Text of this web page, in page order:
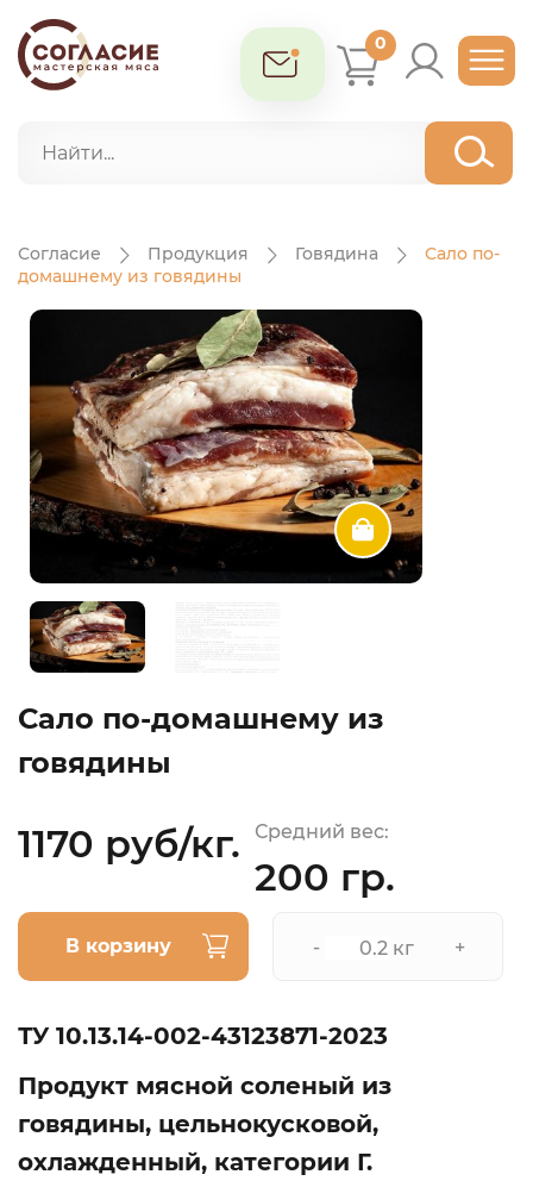
0
Согласие Продукция Говядина
Сало по-
домашнему из говядины
Сало по-домашнему из
говядины
1170 руб/кг. Средний вес:
200 гр.
В корзину - кг +
ТУ 10.13.14-002-43123871-2023
Продукт мясной соленый из
говядины, цельнокусковой,
охлажденный, категории Г.